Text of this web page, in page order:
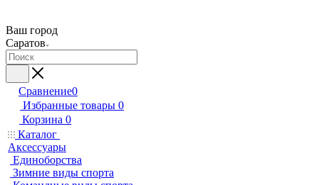
Ваш город
Саратов
Сравнение0
Избранные товары 0
Корзина 0
Каталог
Аксессуары
Единоборства
Зимние виды спорта